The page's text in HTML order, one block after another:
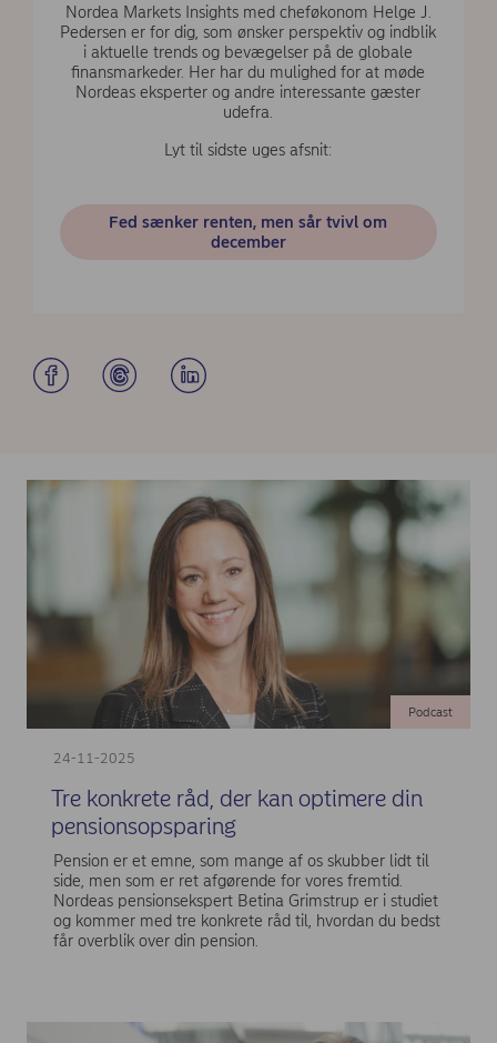
Nordea Markets Insights med cheføkonom Helge J.
Pedersen er for dig, som ønsker perspektiv og indblik
i aktuelle trends og bevægelser på de globale
finansmarkeder. Her har du mulighed for at møde
Nordeas eksperter og andre interessante gæster
udefra.
Lyt til sidste uges afsnit:
Fed sænker renten, men sår tvivl om
december
24-11-2025
Podcast
Tre konkrete råd, der kan optimere din
pensionsopsparing
Pension er et emne, som mange af os skubber lidt til
side, men som er ret afgørende for vores fremtid.
Nordeas pensionsekspert Betina Grimstrup er i studiet
og kommer med tre konkrete råd til, hvordan du bedst
får overblik over din pension.